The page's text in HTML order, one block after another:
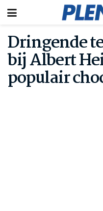
Dringende
bij Albert
populair